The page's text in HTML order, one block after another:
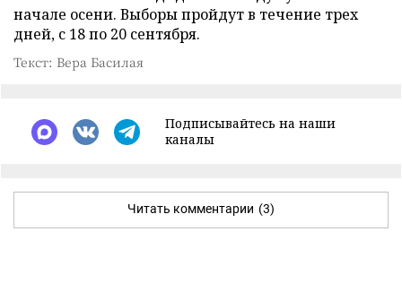
начале осени. Выборы пройдут в течение трех
дней, с 18 по 20 сентября.
Текст: Вера Басилая
Подписывайтесь на наши
каналы
Читать комментарии (3)